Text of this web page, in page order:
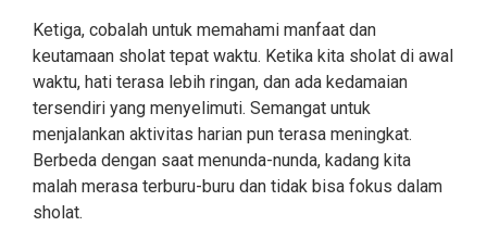
Ketiga, cobalah untuk memahami manfaat dan
keutamaan sholat tepat waktu. Ketika kita sholat di awal
waktu, hati terasa lebih ringan, dan ada kedamaian
tersendiri yang menyelimuti. Semangat untuk
menjalankan aktivitas harian pun terasa meningkat.
Berbeda dengan saat menunda-nunda, kadang kita
malah merasa terburu-buru dan tidak bisa fokus dalam
sholat.